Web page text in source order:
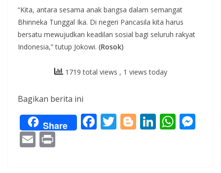
“Kita, antara sesama anak bangsa dalam semangat
Bhinneka Tunggal Ika. Di negeri Pancasila kita harus
bersatu mewujudkan keadilan sosial bagi seluruh rakyat
Indonesia,” tutup Jokowi. (Rosok)
1719 total views , 1 views today
Bagikan berita ini
Share F T Bl Li W
E